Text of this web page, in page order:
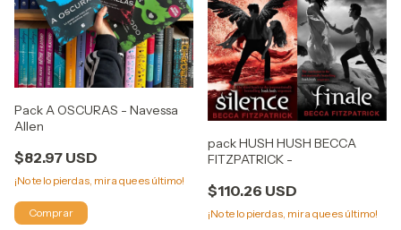
Pack A OSCURAS - Navessa
Allen
$82.97 USD
¡No te lo pierdas, mira que es último!
pack HUSH HUSH BECCA
FITZPATRICK -
$110.26 USD
¡No te lo pierdas, mira que es último!